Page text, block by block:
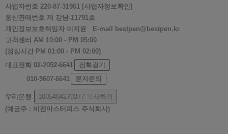
사업자번호 220-87-31961 [사업자정보확인]
통신판매번호 제 강남-11791호
개인정보보호책임자 이지윤 E-mail
bestpen@bestpen.kr
고객센터 AM 10:00 - PM 05:00
(점심시간 PM 01:00 - PM 02:00)
대표전화 02-2052-6641
전화걸기
010-9607-6641
문자문의
우리은행 1005404270377 복사하기
(예금주 : 비젠마스터피스 주식회사)